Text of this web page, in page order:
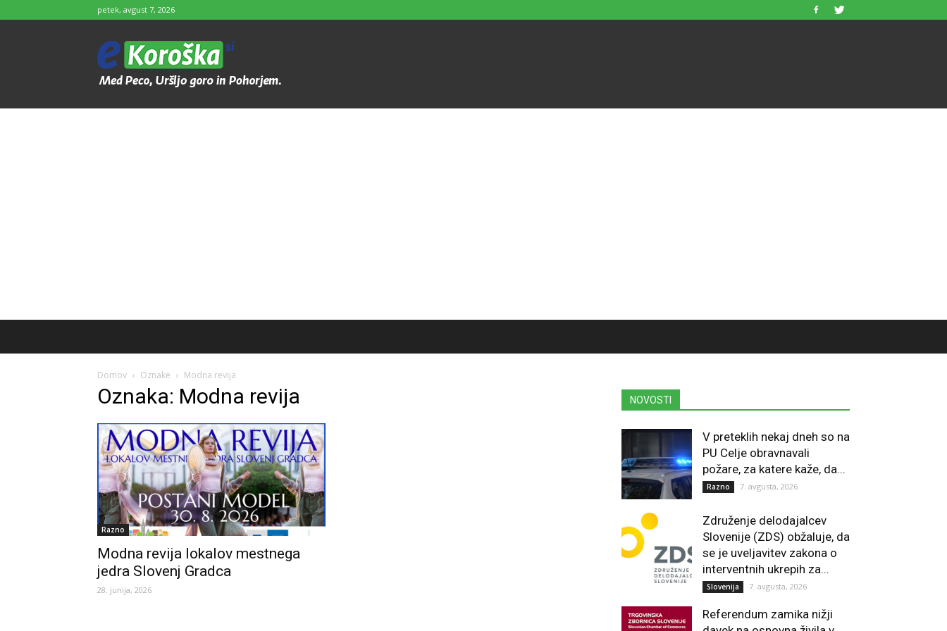
petek, avgust 7, 2026
e-
Koroška
Domov Oznake Modna revija
Oznaka: Modna revija
Razno
Modna revija lokalov mestnega
jedra Slovenj Gradca
28. junija, 2026
NOVOSTI
V preteklih nekaj dneh so na
PU Celje obravnavali
požare, za katere kaže, da...
Razno 7. avgusta, 2026
Združenje delodajalcev
Slovenije (ZDS) obžaluje, da
se je uveljavitev zakona o
interventnih ukrepih za...
Slovenija 7. avgusta, 2026
Referendum zamika nižji